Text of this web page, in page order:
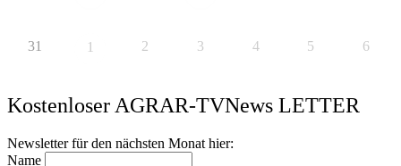
31 1 2 3 4 5 6
Kostenloser AGRAR-TVNews LETTER
Newsletter für den nächsten Monat hier:
Name